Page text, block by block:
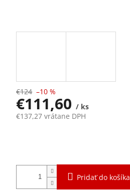
€124 –10 %
€111,60/ ks
€137,27 vrátane DPH
Pridať do košíka